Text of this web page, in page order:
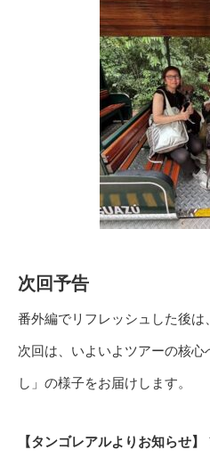
次回予告
番外編でリフレッシュした後は
次回は、いよいよツアーの核
し」の様子をお届けします。
【タンゴレアルよりお知らせ】